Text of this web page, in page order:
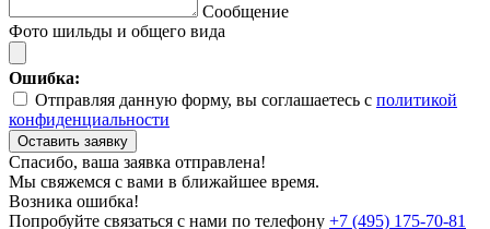
Сообщение
Фото шильды и общего вида
Ошибка:
Отправляя данную форму, вы соглашаетесь с политикой
конфиденциальности
Оставить заявку
Спасибо, ваша заявка отправлена!
Мы свяжемся с вами в ближайшее время.
Возника ошибка!
Попробуйте связаться с нами по телефону +7 (495) 175-70-81